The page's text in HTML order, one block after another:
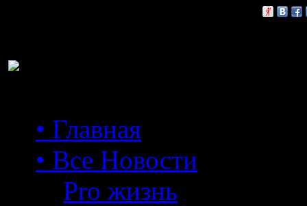
• Главная
• Все Новости
Pro жизнь